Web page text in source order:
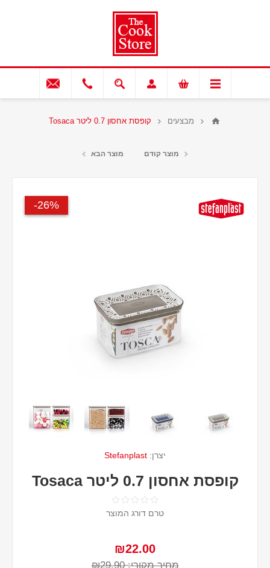
מבצעים קופסת אחסון 0.7 ליטר Tosaca
מוצר קודם מוצר הבא
26%-
יצרן: Stefanplast
קופסת אחסון 0.7 ליטר Tosaca
טרם דורג המוצר
₪22.00
מחיר מקורי: ₪29.90